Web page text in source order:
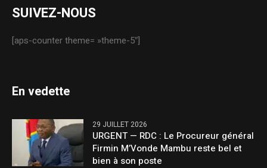
SUIVEZ-NOUS
[aps-counter theme= »theme-5″]
En vedette
29 JUILLET 2026
URGENT — RDC : Le Procureur général
Firmin M’Vonde Mambu reste bel et
bien à son poste